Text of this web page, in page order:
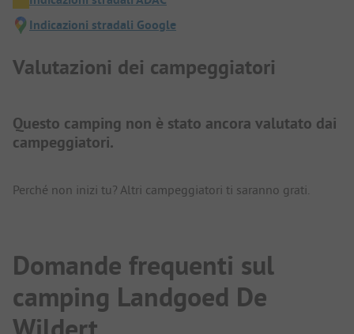
Indicazioni stradali Google
Valutazioni dei campeggiatori
Questo camping non è stato ancora valutato dai
campeggiatori.
Perché non inizi tu? Altri campeggiatori ti saranno grati.
Domande frequenti sul
camping Landgoed De